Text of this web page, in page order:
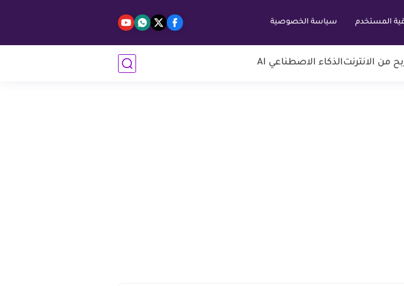
المستخدم سياسة الخصوصية
من الانترنتالذكاء الاصطناعي AI